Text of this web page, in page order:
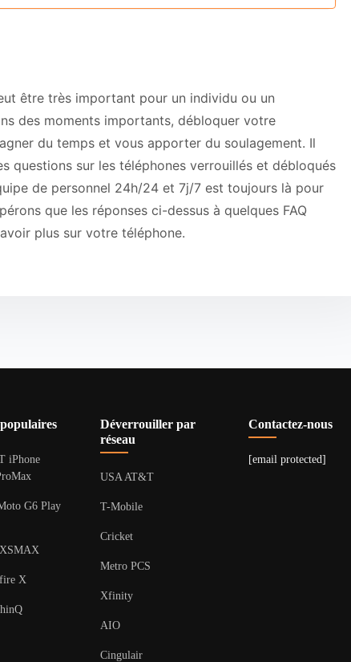
être très important pour un individu ou un
des moments importants, débloquer votre
du temps et vous apporter du soulagement. Il
questions sur les téléphones verrouillés et débloqués
de personnel 24h/24 et 7j/7 est toujours là pour
que les réponses ci-dessus à quelques FAQ
plus sur votre téléphone.
iPhone
G6 Play
X
Déverrouiller par
réseau
USA AT&T
T-Mobile
Cricket
Metro PCS
Xfinity
AIO
Cingulair
Contactez-nous
[email protected]